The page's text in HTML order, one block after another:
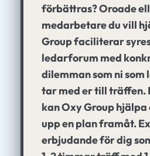
förbättras? Oroade
medarbetare du vill
Group faciliterar
ledarforum med
dilemman som ni som
tar med er till träffen.
kan Oxy Group
upp en plan framåt.
erbjudande för dig